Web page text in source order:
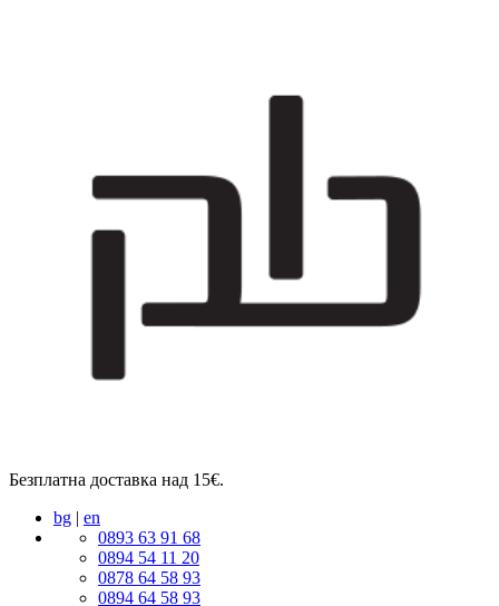
Безплатна доставка над 15€.
bg | en
0893 63 91 68
0894 54 11 20
0878 64 58 93
0894 64 58 93